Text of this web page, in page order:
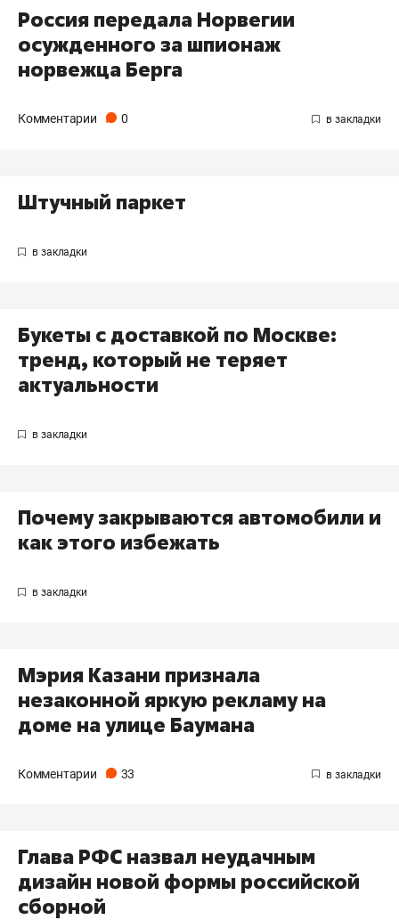
Россия передала Норвегии
осужденного за шпионаж
норвежца Берга
Комментарии 0
Штучный паркет
Букеты с доставкой по Москве:
тренд, который не теряет
актуальности
Почему закрываются автомобили и
как этого избежать
​Мэрия Казани признала
незаконной яркую рекламу на
доме на улице Баумана
Комментарии 33
Глава РФС назвал неудачным
дизайн новой формы российской
сборной